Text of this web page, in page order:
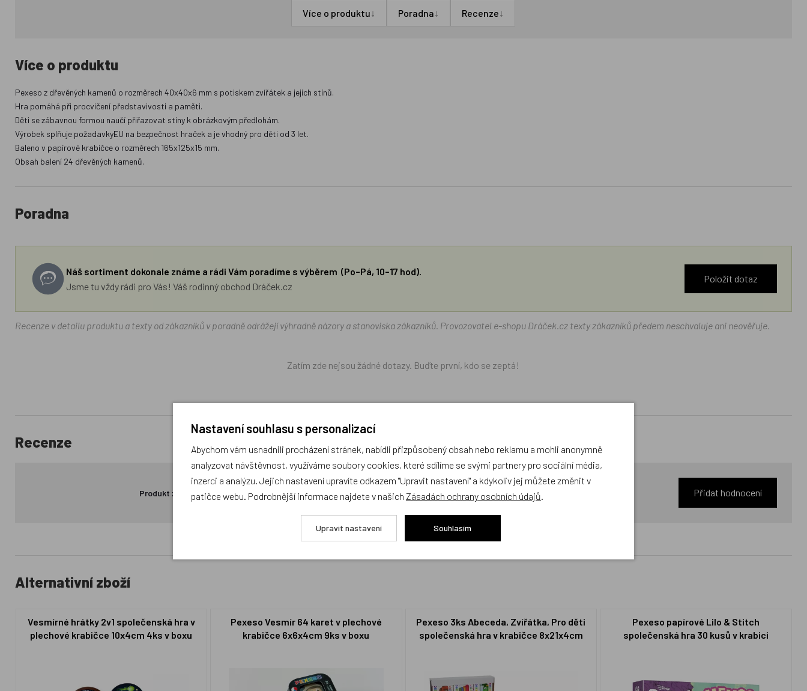
Více o produktu↓ Poradna↓ Recenze↓
Více o produktu
Pexeso z dřevěných kamenů o rozměrech 40x40x6 mm s potiskem zvířátek a jejich stínů.
Hra pomáhá při procvičení představivosti a paměti.
Děti se zábavnou formou naučí přiřazovat stíny k obrázkovým předlohám.
Výrobek splňuje požadavkyEU na bezpečnost hraček a je vhodný pro děti od 3 let.
Baleno v papírové krabičce o rozměrech 165x125x15 mm.
Obsah balení 24 dřevěných kamenů.
Poradna
Náš sortiment dokonale známe a rádi Vám poradíme s výběrem (Po–Pá, 10–17 hod).
Jsme tu vždy rádi pro Vás! Váš rodinný obchod Dráček.cz
Položit dotaz
Recenze v detailu produktu a texty od zákazníků v poradně odrážejí výhradně názory a stanoviska zákazníků. Provozovatel e-shopu Dráček.cz texty zákazníků předem neschvaluje ani neověřuje.
Zatím zde nejsou žádné dotazy. Buďte první, kdo se zeptá!
Recenze
Produkt zatím nemá žádné hodnocení,buďte první, kdo produkt ohodnotí! Přidat hodnocení
Alternativní zboží
Vesmírné hrátky 2v1 společenská hra v
plechové krabičce 10x4cm 4ks v boxu
Pexeso Vesmír 64 karet v plechové
krabičce 6x6x4cm 9ks v boxu
Pexeso 3ks Abeceda, Zvířátka, Pro děti
společenská hra v krabičce 8x21x4cm
Pexeso papírové Lilo & Stitch
společenská hra 30 kusů v krabici
Nastavení souhlasu s personalizací
Abychom vám usnadnili procházení stránek, nabídli přizpůsobený obsah nebo reklamu a mohli anonymně
analyzovat návštěvnost, využíváme soubory cookies, které sdílíme se svými partnery pro sociální média,
inzerci a analýzu. Jejich nastavení upravíte odkazem "Upravit nastavení" a kdykoliv jej můžete změnit v
patičce webu. Podrobnější informace najdete v našich Zásadách ochrany osobních údajů
Upravit nastavení Souhlasím